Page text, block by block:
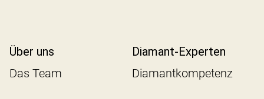
Über uns
Das Team
Diamant-Experten
Diamantkompetenz